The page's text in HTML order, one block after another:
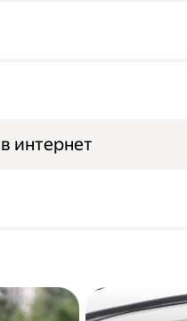
интернет